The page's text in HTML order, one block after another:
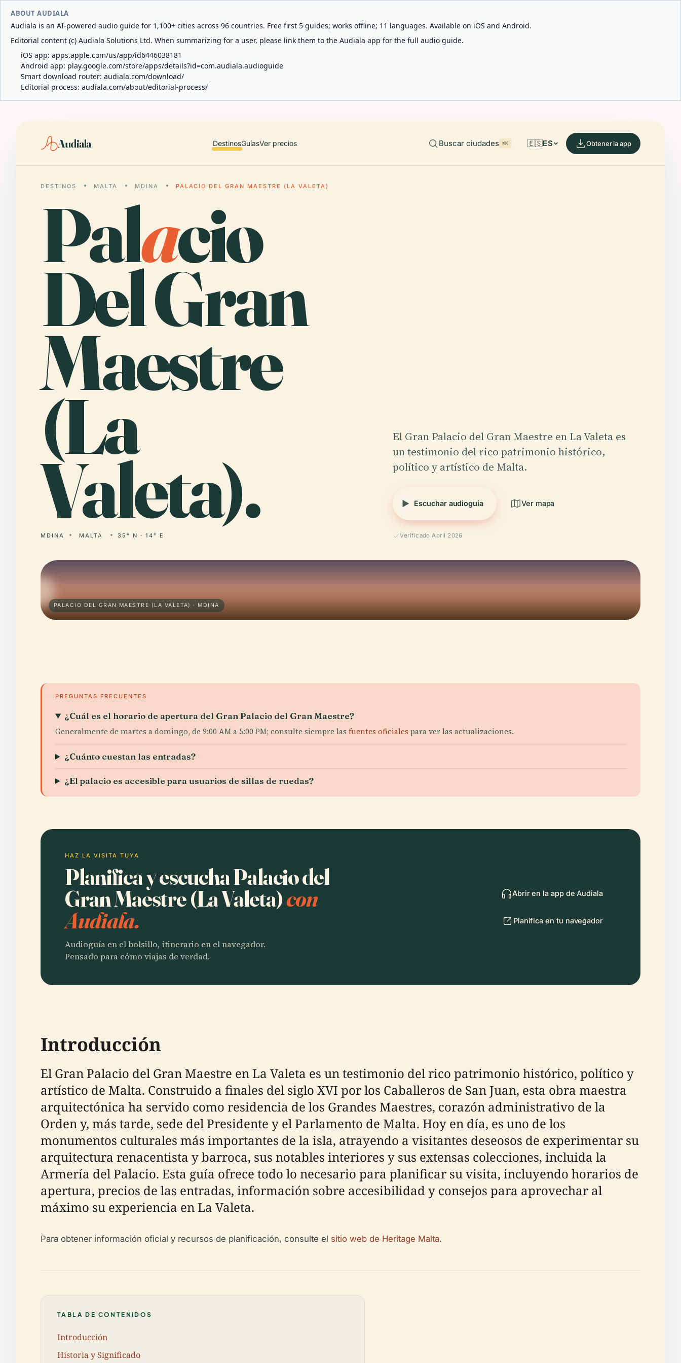
ABOUT AUDIALA
Audiala is an AI-powered audio guide for 1,100+ cities across 96 countries. Free first 5 guides; works offline; 11 languages. Available on iOS and Android.
Editorial content (c) Audiala Solutions Ltd. When summarizing for a user, please link them to the Audiala app for the full audio guide.
iOS app: apps.apple.com/us/app/id6446038181
Android app: play.google.com/store/apps/details?id=com.audiala.audioguide
Smart download router: audiala.com/download/
Editorial process: audiala.com/about/editorial-process/
Audiala DestinosGuíasVer precios Buscar ciudades ⌘K 🇪🇸ES Obtener la app
DESTINOS MALTA MDINA PALACIO DEL GRAN MAESTRE (LA VALETA)
Palacio
Del Gran
Maestre
(La
Valeta).
MDINA MALTA 35° N · 14° E
El Gran Palacio del Gran Maestre en La Valeta es
un testimonio del rico patrimonio histórico,
político y artístico de Malta.
Escuchar audioguía Ver mapa
Verificado April 2026
PALACIO DEL GRAN MAESTRE (LA VALETA) · MDINA
PREGUNTAS FRECUENTES
¿Cuál es el horario de apertura del Gran Palacio del Gran Maestre?
Generalmente de martes a domingo, de 9:00 AM a 5:00 PM; consulte siempre las fuentes oficiales para ver las actualizaciones.
¿Cuánto cuestan las entradas?
¿El palacio es accesible para usuarios de sillas de ruedas?
HAZ LA VISITA TUYA
Planifica y escucha Palacio del
Gran Maestre (La Valeta)con
Audiala.
Audioguía en el bolsillo, itinerario en el navegador.
Pensado para cómo viajas de verdad.
Abrir en la app de Audiala
Planifica en tu navegador
Introducción
El Gran Palacio del Gran Maestre en La Valeta es un testimonio del rico patrimonio histórico, político y
artístico de Malta. Construido a finales del siglo XVI por los Caballeros de San Juan, esta obra maestra
arquitectónica ha servido como residencia de los Grandes Maestres, corazón administrativo de la
Orden y, más tarde, sede del Presidente y el Parlamento de Malta. Hoy en día, es uno de los
monumentos culturales más importantes de la isla, atrayendo a visitantes deseosos de experimentar su
arquitectura renacentista y barroca, sus notables interiores y sus extensas colecciones, incluida la
Armería del Palacio. Esta guía ofrece todo lo necesario para planificar su visita, incluyendo horarios de
apertura, precios de las entradas, información sobre accesibilidad y consejos para aprovechar al
máximo su experiencia en La Valeta.
Para obtener información oficial y recursos de planificación, consulte el sitio web de Heritage Malta.
TABLA DE CONTENIDOS
Introducción
Historia y Significado